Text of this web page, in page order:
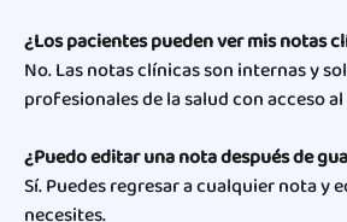
¿Los pacientes pueden ver mis notas
No. Las notas clínicas son internas y
profesionales de la salud con acceso
¿Puedo editar una nota después de
Sí. Puedes regresar a cualquier nota y
necesites.